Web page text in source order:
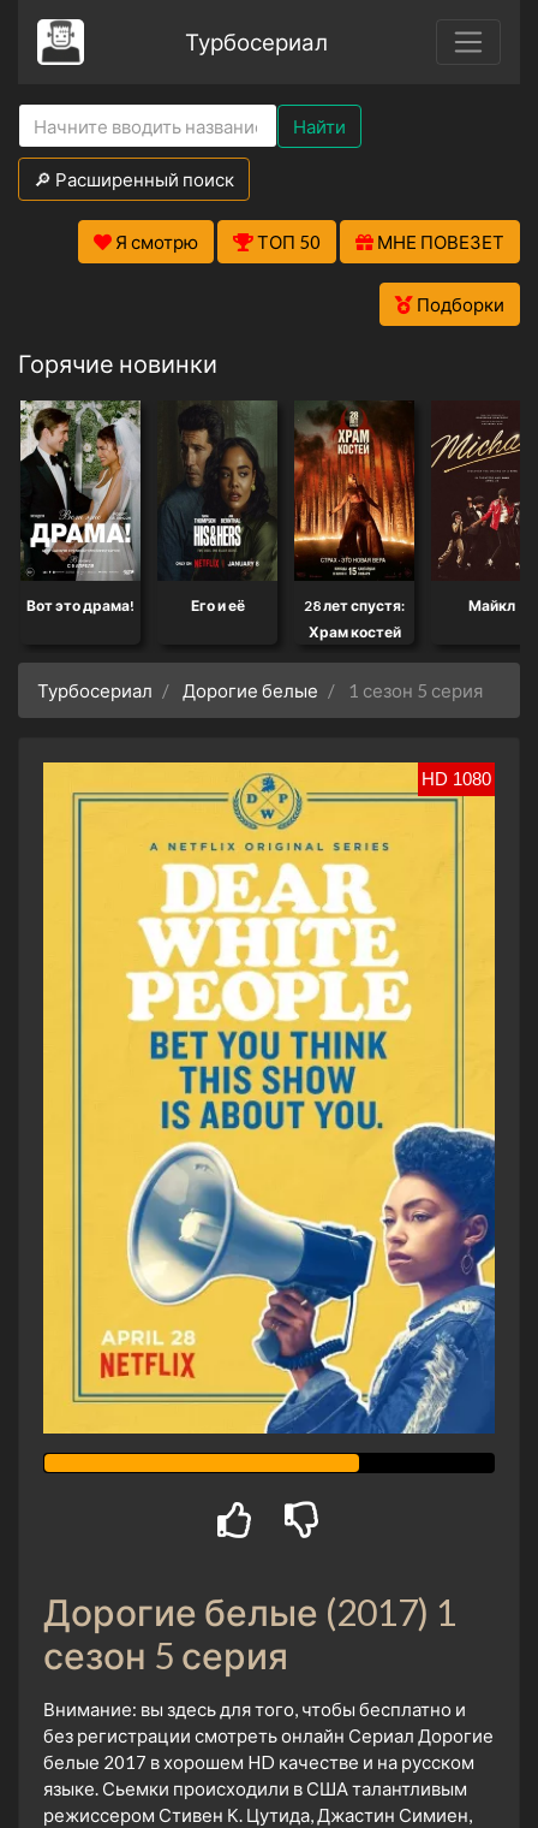
Турбосериал
Найти
🔎 Расширенный поиск
Я смотрю ТОП 50 МНЕ ПОВЕЗЕТ
Подборки
Горячие новинки
Вот это драма! Его и её
28 лет спустя:
Храм костей
Майкл
Турбосериал Дорогие белые 1 сезон 5 серия
HD 1080
Дорогие белые (2017) 1
сезон 5 серия
Внимание: вы здесь для того, чтобы бесплатно и
без регистрации смотреть онлайн Сериал Дорогие
белые 2017 в хорошем HD качестве и на русском
языке. Сьемки происходили в США талантливым
режиссером Стивен К. Цутида, Джастин Симиен,